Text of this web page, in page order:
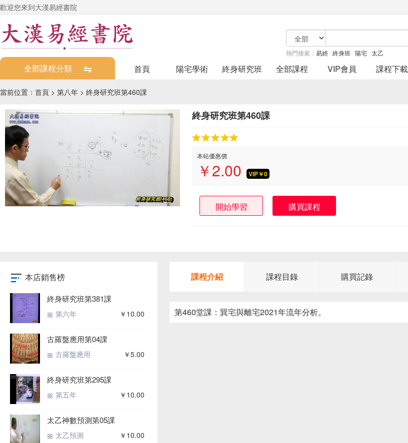
歡迎您來到大漢易經書院
熱門搜索： 易經 終身班 陽宅 太乙
全部課程分類 首頁 陽宅學術 終身研究班 全部課程 VIP會員 課程下載
當前位置： 首頁 > 第八年 > 終身研究班第460課
終身研究班第460課
本站優惠價
￥2.00 VIP￥0
開始學習 購買課程
本店銷售榜
終身研究班第381課
第六年 ￥10.00
古羅盤應用第04課
古羅盤應用 ￥5.00
終身研究班第295課
第五年 ￥10.00
太乙神數預測第05課
太乙預測 ￥10.00
課程介紹 課程目錄 購買記錄
第460堂課：巽宅與離宅2021年流年分析。